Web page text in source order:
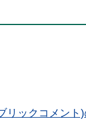
リックコメント